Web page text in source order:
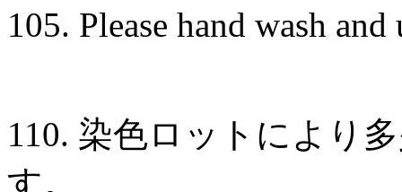
105. Please hand wash
110. 染色ロットにより
す。